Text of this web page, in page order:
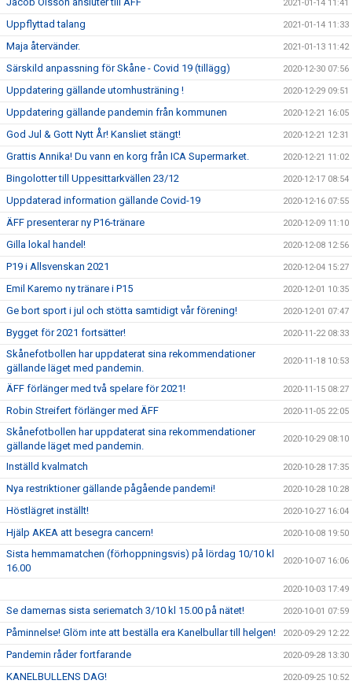
2021-01-14 11:41
Uppflyttad talang 2021-01-14 11:33
Maja återvänder. 2021-01-13 11:42
Särskild anpassning för Skåne - Covid 19 (tillägg) 2020-12-30 07:56
Uppdatering gällande utomhusträning ! 2020-12-29 09:51
Uppdatering gällande pandemin från kommunen 2020-12-21 16:05
God Jul & Gott Nytt År! Kansliet stängt! 2020-12-21 12:31
Grattis Annika! Du vann en korg från ICA Supermarket. 2020-12-21 11:02
Bingolotter till Uppesittarkvällen 23/12 2020-12-17 08:54
Uppdaterad information gällande Covid-19 2020-12-16 07:55
ÄFF presenterar ny P16-tränare 2020-12-09 11:10
Gilla lokal handel! 2020-12-08 12:56
P19 i Allsvenskan 2021 2020-12-04 15:27
Emil Karemo ny tränare i P15 2020-12-01 10:35
Ge bort sport i jul och stötta samtidigt vår förening! 2020-12-01 07:47
Bygget för 2021 fortsätter! 2020-11-22 08:33
Skånefotbollen har uppdaterat sina rekommendationer
gällande läget med pandemin.
2020-11-18 10:53
ÄFF förlänger med två spelare för 2021! 2020-11-15 08:27
Robin Streifert förlänger med ÄFF 2020-11-05 22:05
Skånefotbollen har uppdaterat sina rekommendationer
gällande läget med pandemin.
2020-10-29 08:10
Inställd kvalmatch 2020-10-28 17:35
Nya restriktioner gällande pågående pandemi! 2020-10-28 10:28
Höstlägret inställt! 2020-10-27 16:04
Hjälp AKEA att besegra cancern! 2020-10-08 19:50
Sista hemmamatchen (förhoppningsvis) på lördag 10/10 kl
16.00
2020-10-07 16:06
2020-10-03 17:49
Se damernas sista seriematch 3/10 kl 15.00 på nätet! 2020-10-01 07:59
Påminnelse! Glöm inte att beställa era Kanelbullar till helgen! 2020-09-29 12:22
Pandemin råder fortfarande 2020-09-28 13:30
KANELBULLENS DAG! 2020-09-25 10:52